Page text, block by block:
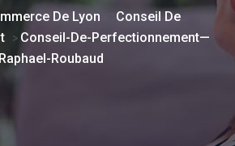
De Lyon
Conseil De
> Conseil-De-Perfectionnement—
Raphael-Roubaud